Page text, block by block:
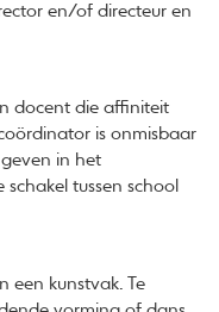
en/of directeur en
docent die affiniteit
is onmisbaar
in het
tussen school
een kunstvak. Te